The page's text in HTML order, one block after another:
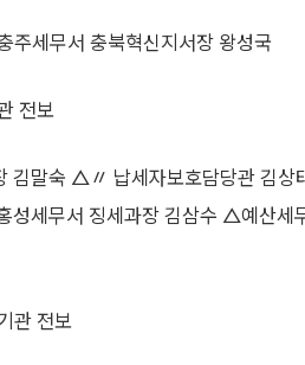
세무서 충북혁신지서장 왕성국
전보
김말숙 △〃 납세자보호담당관 김
성세무서 징세과장 김삼수 △예산세
관 전보